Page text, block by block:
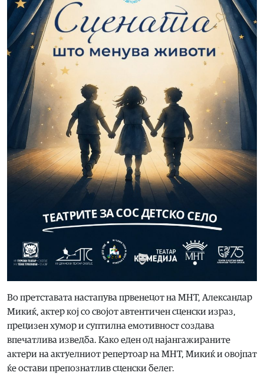
Во претставата настапува првенецот на МНТ, Александар
Микиќ, актер кој со својот автентичен сценски израз,
прецизен хумор и суптилна емотивност создава
впечатлива изведба. Како еден од најангажираните
актери на актуелниот репертоар на МНТ, Микиќ и овојпат
ќе остави препознатлив сценски белег.